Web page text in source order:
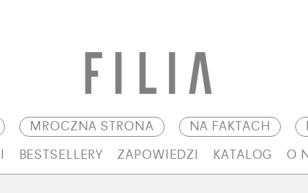
MROCZNA STRONA NA FAKTACH
BESTSELLERY ZAPOWIEDZI KATALOG O